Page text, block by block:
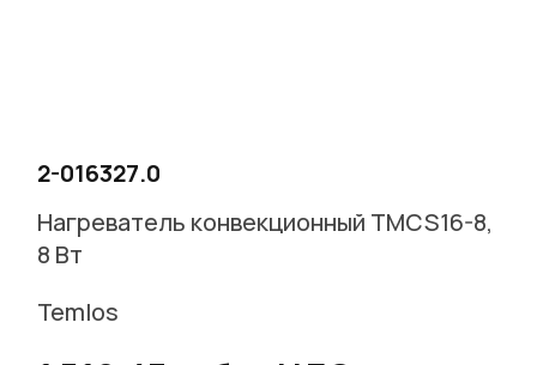
2-016327.0
Нагреватель конвекционный TMCS16-8,
8 Вт
Temlos